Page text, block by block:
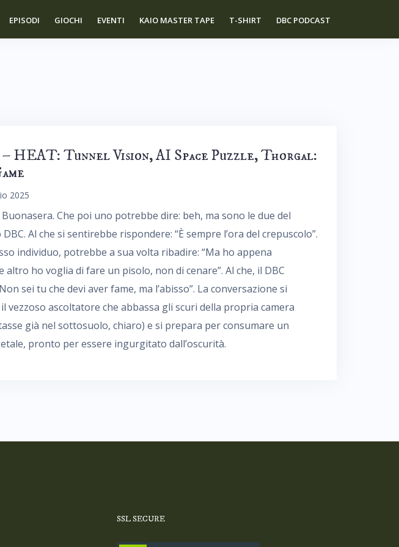
EPISODI GIOCHI EVENTI KAIO MASTER TAPE T-SHIRT DBC PODCAST
– HEAT: Tunnel Vision, AI Space Puzzle, Thorgal:
2025
Che poi uno potrebbe dire: beh, ma sono le due del
Al che si sentirebbe rispondere: “È sempre l’ora del crepuscolo”.
individuo, potrebbe a sua volta ribadire: “Ma ho appena
altro ho voglia di fare un pisolo, non di cenare”. Al che, il DBC
sei tu che devi aver fame, ma l’abisso”. La conversazione si
vezzoso ascoltatore che abbassa gli scuri della propria camera
già nel sottosuolo, chiaro) e si prepara per consumare un
pronto per essere ingurgitato dall’oscurità.
SSL SECURE